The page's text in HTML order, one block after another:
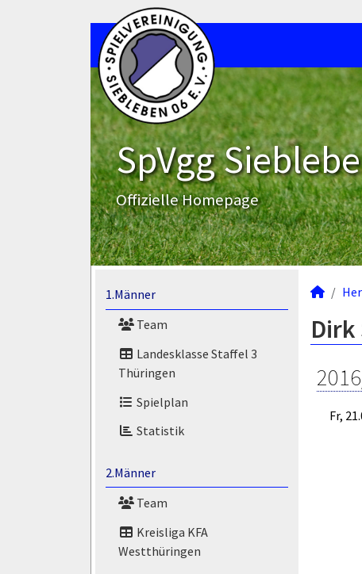
SpVgg
Offizielle Homepage
1.Männer
Team
Landesklasse Staffel 3
Thüringen
Spielplan
Statistik
2.Männer
Team
Kreisliga KFA
Westthüringen
Dirk
Fr,